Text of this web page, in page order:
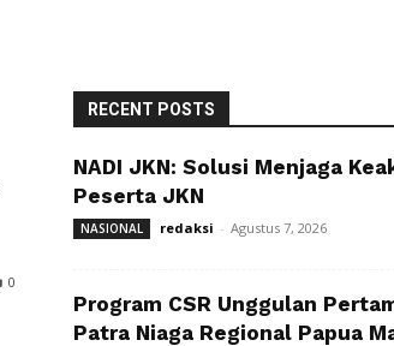
0
RECENT POSTS
NADI JKN: Solusi Menjaga
Peserta JKN
NASIONAL redaksi - Agustus 7, 2026
Program CSR Unggulan
Patra Niaga Regional Papua